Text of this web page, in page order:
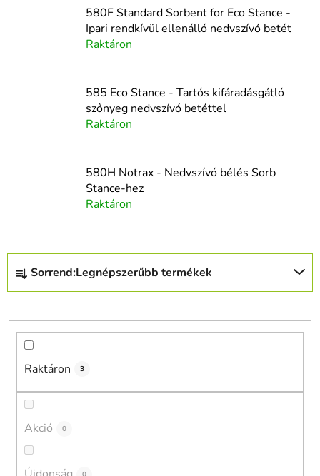
580F Standard Sorbent for Eco Stance -
Ipari rendkívül ellenálló nedvszívó betét
Raktáron
585 Eco Stance - Tartós kifáradásgátló
szőnyeg nedvszívó betéttel
Raktáron
580H Notrax - Nedvszívó bélés Sorb
Stance-hez
Raktáron
T
r
m
Sorrend:Legnépszerűbb termékek
Raktáron 3
Akció 0